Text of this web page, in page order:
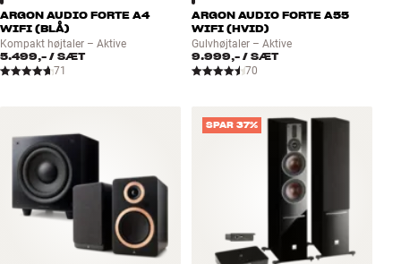
ARGON AUDIO FORTE A4
WIFI (BLÅ)
Kompakt højtaler – Aktive
5.499,- / SÆT
71
ARGON AUDIO FORTE A55
WIFI (HVID)
Gulvhøjtaler – Aktive
9.999,- / SÆT
70
SPAR 37%